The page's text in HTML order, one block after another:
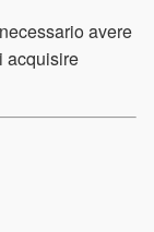
avere
acquisire